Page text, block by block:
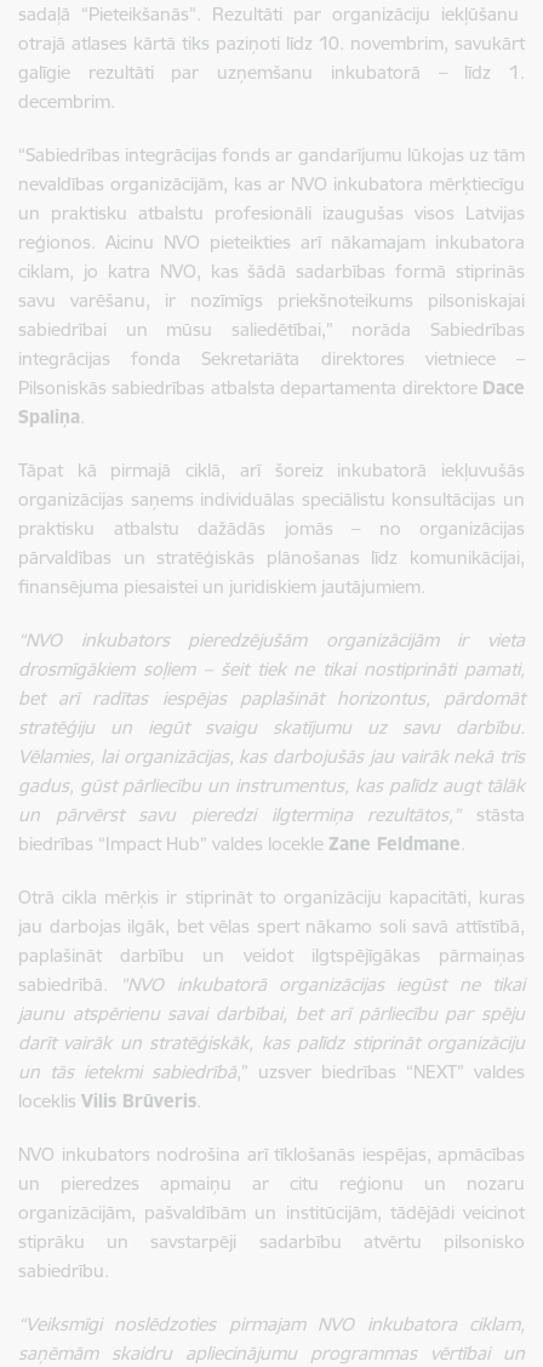
sadaļā “Pieteikšanās”. Rezultāti par organizāciju iekļūšanu
otrajā atlases kārtā tiks paziņoti līdz 10. novembrim, savukārt
galīgie rezultāti par uzņemšanu inkubatorā – līdz 1.
decembrim.
“Sabiedrības integrācijas fonds ar gandarījumu lūkojas uz tām
nevaldības organizācijām, kas ar NVO inkubatora mērķtiecīgu
un praktisku atbalstu profesionāli izaugušas visos Latvijas
reģionos. Aicinu NVO pieteikties arī nākamajam inkubatora
ciklam, jo katra NVO, kas šādā sadarbības formā stiprinās
savu varēšanu, ir nozīmīgs priekšnoteikums pilsoniskajai
sabiedrībai un mūsu saliedētībai,” norāda Sabiedrības
integrācijas fonda Sekretariāta direktores vietniece –
Pilsoniskās sabiedrības atbalsta departamenta direktore Dace
Spaliņa.
Tāpat kā pirmajā ciklā, arī šoreiz inkubatorā iekļuvušās
organizācijas saņems individuālas speciālistu konsultācijas un
praktisku atbalstu dažādās jomās – no organizācijas
pārvaldības un stratēģiskās plānošanas līdz komunikācijai,
finansējuma piesaistei un juridiskiem jautājumiem.
“NVO inkubators pieredzējušām organizācijām ir vieta
drosmīgākiem soļiem – šeit tiek ne tikai nostiprināti pamati,
bet arī radītas iespējas paplašināt horizontus, pārdomāt
stratēģiju un iegūt svaigu skatījumu uz savu darbību.
Vēlamies, lai organizācijas, kas darbojušās jau vairāk nekā trīs
gadus, gūst pārliecību un instrumentus, kas palīdz augt tālāk
un pārvērst savu pieredzi ilgtermiņa rezultātos,”stāsta
biedrības “Impact Hub” valdes locekle Zane Feldmane.
Otrā cikla mērķis ir stiprināt to organizāciju kapacitāti, kuras
jau darbojas ilgāk, bet vēlas spert nākamo soli savā attīstībā,
paplašināt darbību un veidot ilgtspējīgākas pārmaiņas
sabiedrībā. "NVO inkubatorā organizācijas iegūst ne tikai
jaunu atspērienu savai darbībai, bet arī pārliecību par spēju
darīt vairāk un stratēģiskāk, kas palīdz stiprināt organizāciju
un tās ietekmi sabiedrībā,” uzsver biedrības “NEXT” valdes
loceklis Vilis Brūveris.
NVO inkubators nodrošina arī tīklošanās iespējas, apmācības
un pieredzes apmaiņu ar citu reģionu un nozaru
organizācijām, pašvaldībām un institūcijām, tādējādi veicinot
stiprāku un savstarpēji sadarbību atvērtu pilsonisko
sabiedrību.
“Veiksmīgi noslēdzoties pirmajam NVO inkubatora ciklam,
saņēmām skaidru apliecinājumu programmas vērtībai un